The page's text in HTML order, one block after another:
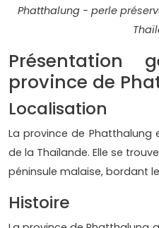
Phatthalung - perle
Présentation
province de
Localisation
La province de Phatthalung
de la Thaïlande. Elle se
péninsule malaise, bordant
Histoire